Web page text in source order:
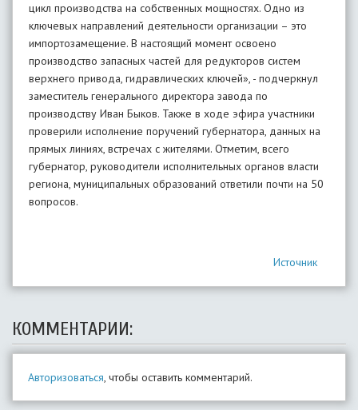
цикл производства на собственных мощностях. Одно из
ключевых направлений деятельности организации – это
импортозамещение. В настоящий момент освоено
производство запасных частей для редукторов систем
верхнего привода, гидравлических ключей», - подчеркнул
заместитель генерального директора завода по
производству Иван Быков. Также в ходе эфира участники
проверили исполнение поручений губернатора, данных на
прямых линиях, встречах с жителями. Отметим, всего
губернатор, руководители исполнительных органов власти
региона, муниципальных образований ответили почти на 50
вопросов.
Источник
КОММЕНТАРИИ:
Авторизоваться, чтобы оставить комментарий.